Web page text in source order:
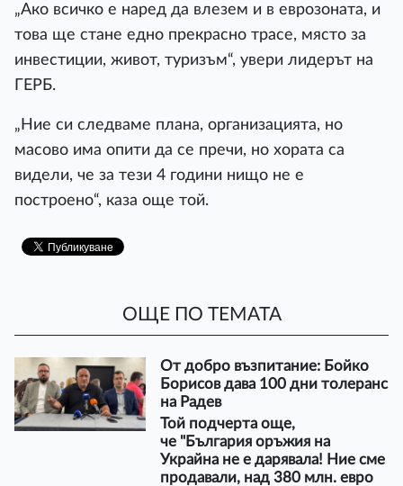
„Ако всичко е наред да влезем и в еврозоната, и
това ще стане едно прекрасно трасе, място за
инвестиции, живот, туризъм“, увери лидерът на
ГЕРБ.
„Ние си следваме плана, организацията, но
масово има опити да се пречи, но хората са
видели, че за тези 4 години нищо не е
построено“, каза още той.
ОЩЕ ПО ТЕМАТА
От добро възпитание: Бойко
Борисов дава 100 дни толеранс
на Радев
Той подчерта още,
че "България оръжия на
Украйна не е дарявала! Ние сме
продавали, над 380 млн. евро